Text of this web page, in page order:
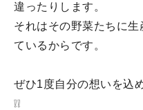
違ったりします。
それはその野菜たちに
ているからです。
ぜひ1度自分の想いを込
❕❕